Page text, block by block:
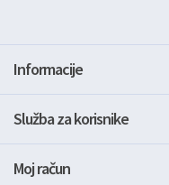
Informacije
Služba za korisnike
Moj račun